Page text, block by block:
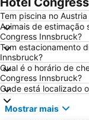
Tem piscina no
Animais de estimação
Congress Innsbruck?
Tem estacionamento
Innsbruck?
Qual é o horário de
Congress Innsbruck?
Onde está localizado
Mostrar mais